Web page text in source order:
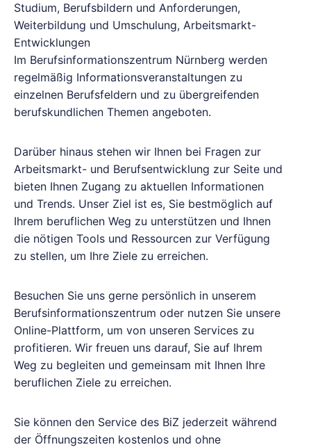
Studium, Berufsbildern und Anforderungen,
Weiterbildung und Umschulung, Arbeitsmarkt-
Entwicklungen
Im Berufsinformationszentrum Nürnberg werden
regelmäßig Informationsveranstaltungen zu
einzelnen Berufsfeldern und zu übergreifenden
berufskundlichen Themen angeboten.
Darüber hinaus stehen wir Ihnen bei Fragen zur
Arbeitsmarkt- und Berufsentwicklung zur Seite und
bieten Ihnen Zugang zu aktuellen Informationen
und Trends. Unser Ziel ist es, Sie bestmöglich auf
Ihrem beruflichen Weg zu unterstützen und Ihnen
die nötigen Tools und Ressourcen zur Verfügung
zu stellen, um Ihre Ziele zu erreichen.
Besuchen Sie uns gerne persönlich in unserem
Berufsinformationszentrum oder nutzen Sie unsere
Online-Plattform, um von unseren Services zu
profitieren. Wir freuen uns darauf, Sie auf Ihrem
Weg zu begleiten und gemeinsam mit Ihnen Ihre
beruflichen Ziele zu erreichen.
Sie können den Service des BiZ jederzeit während
der Öffnungszeiten kostenlos und ohne